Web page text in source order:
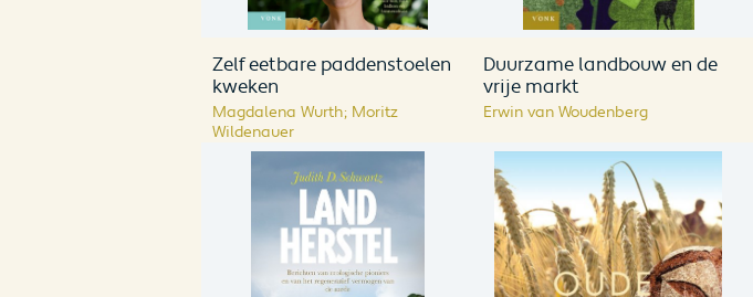
Zelf eetbare paddenstoelen
kweken
Magdalena Wurth; Moritz
Wildenauer
Duurzame landbouw en de
vrije markt
Erwin van Woudenberg